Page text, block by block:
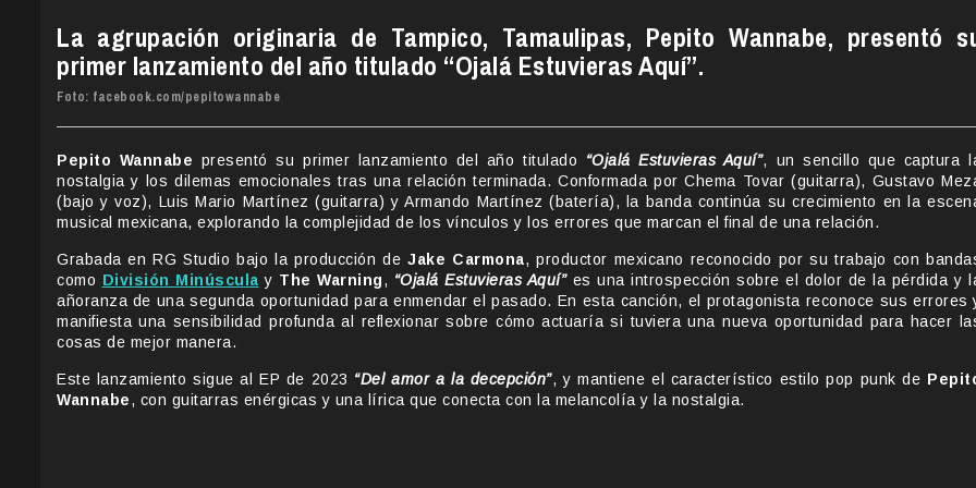
La agrupación originaria de Tampico, Tamaulipas, Pepito Wannabe, presentó
primer lanzamiento del año titulado “Ojalá Estuvieras Aquí”.
Foto: facebook.com/pepitowannabe
Pepito Wannabe presentó su primer lanzamiento del año titulado “Ojalá Estuvieras Aquí”, un sencillo que captura
nostalgia y los dilemas emocionales tras una relación terminada. Conformada por Chema Tovar (guitarra), Gustavo
(bajo y voz), Luis Mario Martínez (guitarra) y Armando Martínez (batería), la banda continúa su crecimiento en la
musical mexicana, explorando la complejidad de los vínculos y los errores que marcan el final de una relación.
Grabada en RG Studio bajo la producción deJake Carmona, productor mexicano reconocido por su trabajo con
como División Minúscula y The Warning, “Ojalá Estuvieras Aquí”es una introspección sobre el dolor de la pérdida y
añoranza de una segunda oportunidad para enmendar el pasado. En esta canción, el protagonista reconoce sus errores
manifiesta una sensibilidad profunda al reflexionar sobre cómo actuaría si tuviera una nueva oportunidad para hacer
cosas de mejor manera.
Este lanzamiento sigue al EP de 2023 “Del amor a la decepción”, y mantiene el característico estilo pop punk de
Wannabe, con guitarras enérgicas y una lírica que conecta con la melancolía y la nostalgia.